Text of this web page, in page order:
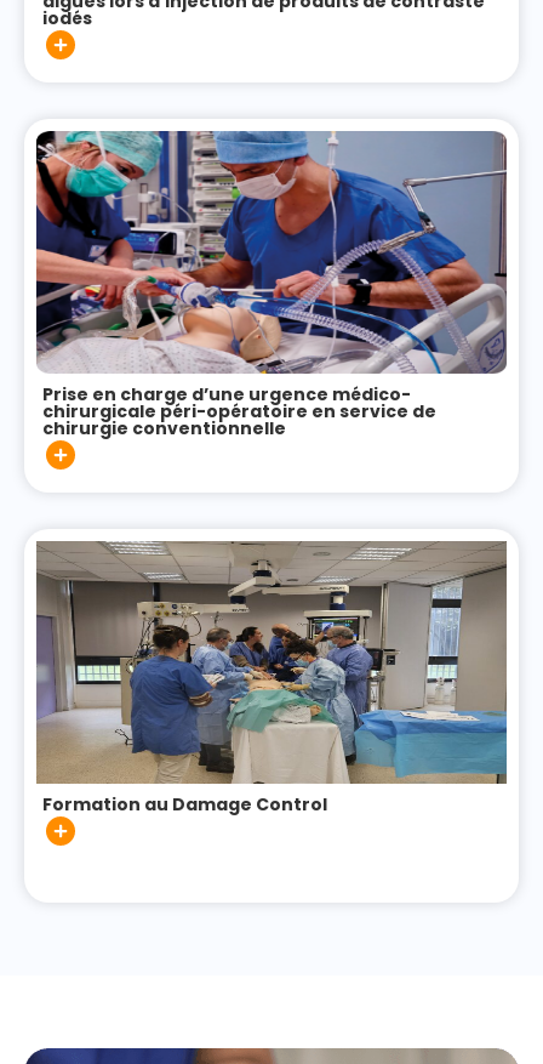
iodés
Prise en charge d’une urgence médico-
chirurgicale péri-opératoire en service de
chirurgie conventionnelle
Formation au Damage Control